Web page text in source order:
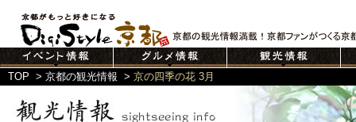
TOP > 京都の観光情報 > 京の四季の花 3月